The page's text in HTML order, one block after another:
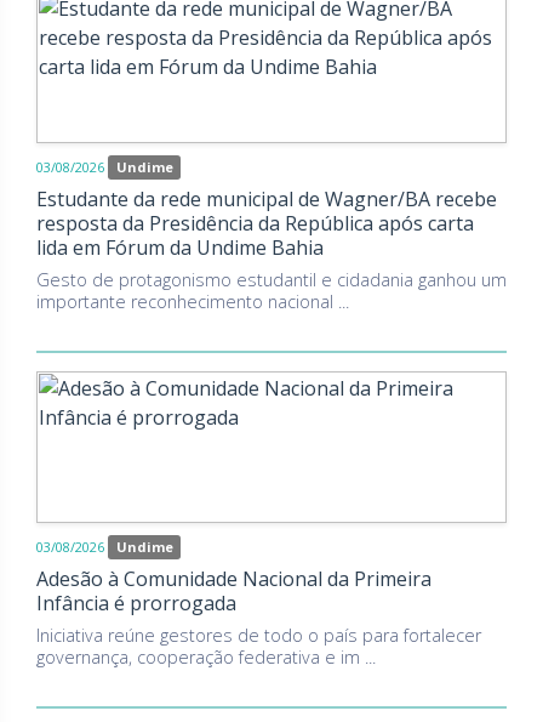
03/08/2026 Undime
Estudante da rede municipal de Wagner/BA recebe
resposta da Presidência da República após carta
lida em Fórum da Undime Bahia
Gesto de protagonismo estudantil e cidadania ganhou um
importante reconhecimento nacional ...
03/08/2026 Undime
Adesão à Comunidade Nacional da Primeira
Infância é prorrogada
Iniciativa reúne gestores de todo o país para fortalecer
governança, cooperação federativa e im ...